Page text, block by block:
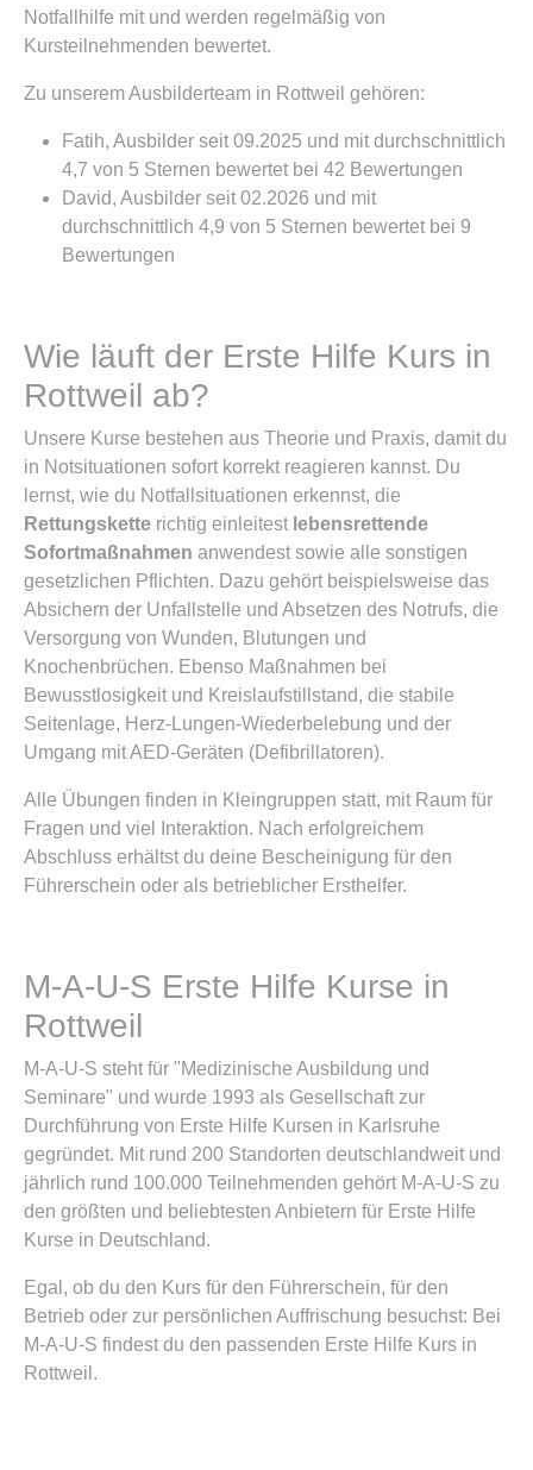
Notfallhilfe mit und werden regelmäßig von
Kursteilnehmenden bewertet.
Zu unserem Ausbilderteam in Rottweil gehören:
Fatih, Ausbilder seit 09.2025 und mit durchschnittlich
4,7 von 5 Sternen bewertet bei 42 Bewertungen
David, Ausbilder seit 02.2026 und mit
durchschnittlich 4,9 von 5 Sternen bewertet bei 9
Bewertungen
Wie läuft der Erste Hilfe Kurs in
Rottweil ab?
Unsere Kurse bestehen aus Theorie und Praxis, damit du
in Notsituationen sofort korrekt reagieren kannst. Du
lernst, wie du Notfallsituationen erkennst, die
Rettungskette richtig einleitest lebensrettende
Sofortmaßnahmen anwendest sowie alle sonstigen
gesetzlichen Pflichten. Dazu gehört beispielsweise das
Absichern der Unfallstelle und Absetzen des Notrufs, die
Versorgung von Wunden, Blutungen und
Knochenbrüchen. Ebenso Maßnahmen bei
Bewusstlosigkeit und Kreislaufstillstand, die stabile
Seitenlage, Herz-Lungen-Wiederbelebung und der
Umgang mit AED-Geräten (Defibrillatoren).
Alle Übungen finden in Kleingruppen statt, mit Raum für
Fragen und viel Interaktion. Nach erfolgreichem
Abschluss erhältst du deine Bescheinigung für den
Führerschein oder als betrieblicher Ersthelfer.
M-A-U-S Erste Hilfe Kurse in
Rottweil
M-A-U-S steht für "Medizinische Ausbildung und
Seminare" und wurde 1993 als Gesellschaft zur
Durchführung von Erste Hilfe Kursen in Karlsruhe
gegründet. Mit rund 200 Standorten deutschlandweit und
jährlich rund 100.000 Teilnehmenden gehört M-A-U-S zu
den größten und beliebtesten Anbietern für Erste Hilfe
Kurse in Deutschland.
Egal, ob du den Kurs für den Führerschein, für den
Betrieb oder zur persönlichen Auffrischung besuchst: Bei
M-A-U-S findest du den passenden Erste Hilfe Kurs in
Rottweil.